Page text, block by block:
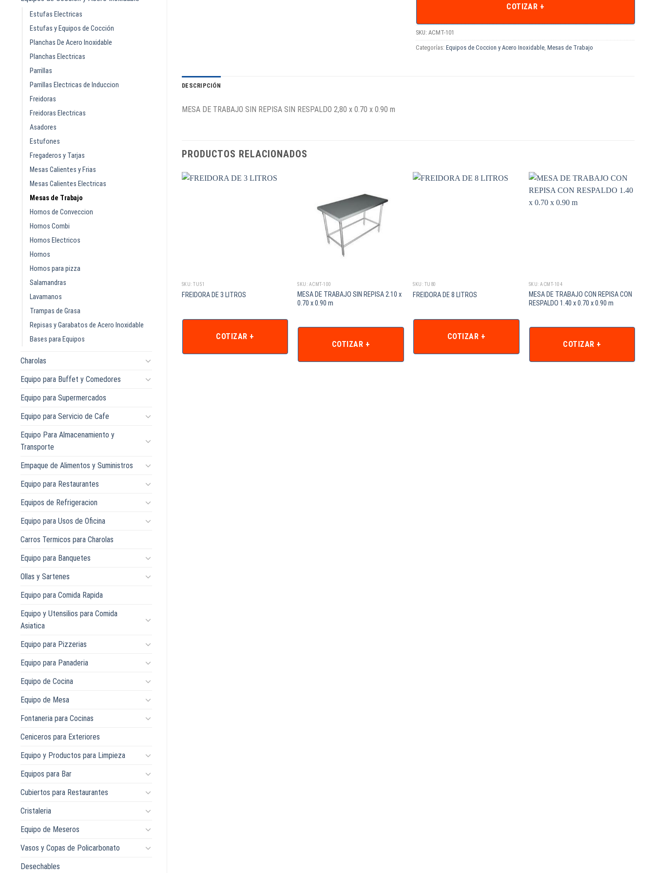
Estufas Electricas
Estufas y Equipos de Cocción
Planchas De Acero Inoxidable
Planchas Electricas
Parrillas
Parrillas Electricas de Induccion
Freidoras
Freidoras Electricas
Asadores
Estufones
Fregaderos y Tarjas
Mesas Calientes y Frias
Mesas Calientes Electricas
Mesas de Trabajo
Hornos de Conveccion
Hornos Combi
Hornos Electricos
Hornos
Hornos para pizza
Salamandras
Lavamanos
Trampas de Grasa
Repisas y Garabatos de Acero Inoxidable
Bases para Equipos
Charolas
Equipo para Buffet y Comedores
Equipo para Supermercados
Equipo para Servicio de Cafe
Equipo Para Almacenamiento y
Transporte
Empaque de Alimentos y Suministros
Equipo para Restaurantes
Equipos de Refrigeracion
Equipo para Usos de Oficina
Carros Termicos para Charolas
Equipo para Banquetes
Ollas y Sartenes
Equipo para Comida Rapida
Equipo y Utensilios para Comida
Asiatica
Equipo para Pizzerias
Equipo para Panaderia
Equipo de Cocina
Equipo de Mesa
Fontaneria para Cocinas
Ceniceros para Exteriores
Equipo y Productos para Limpieza
Equipos para Bar
Cubiertos para Restaurantes
Cristaleria
Equipo de Meseros
Vasos y Copas de Policarbonato
Desechables
COTIZAR +
SKU: ACMT-101
Categorías: Equipos de Coccion y Acero Inoxidable, Mesas de Trabajo
DESCRIPCIÓN
MESA DE TRABAJO SIN REPISA SIN RESPALDO 2,80 x 0.70 x 0.90 m
PRODUCTOS RELACIONADOS
SKU: TU51
FREIDORA DE 3 LITROS
COTIZAR +
SKU: ACMT-100
MESA DE TRABAJO SIN REPISA 2.10 x
0.70 x 0.90 m
COTIZAR +
SKU: TU80
FREIDORA DE 8 LITROS
COTIZAR +
SKU: ACMT-104
MESA DE TRABAJO CON REPISA CON
RESPALDO 1.40 x 0.70 x 0.90 m
COTIZAR +
SIN REPISA SIN
+